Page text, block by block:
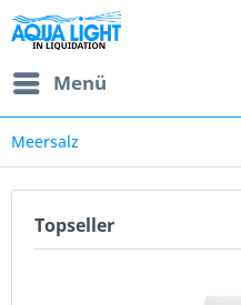
Menü
Meersalz
Topseller